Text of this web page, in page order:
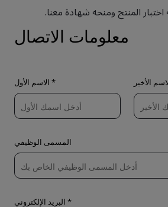
المنتج ومنحه شهادة معنا.